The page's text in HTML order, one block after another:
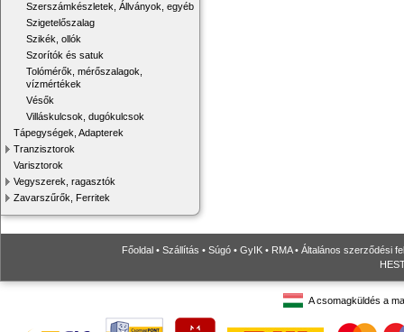
Szerszámkészletek, Állványok, egyéb
Szigetelőszalag
Szikék, ollók
Szorítók és satuk
Tolómérők, mérőszalagok,
vízmértékek
Vésők
Villáskulcsok, dugókulcsok
Tápegységek, Adapterek
Tranzisztorok
Varisztorok
Vegyszerek, ragasztók
Zavarszűrők, Ferritek
Főoldal • Szállítás • Súgó • GyIK • RMA• Általános szerződési
A csomagküldés a